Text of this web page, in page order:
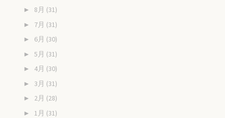
► 8月 (31)
► 7月 (31)
► 6月 (30)
► 5月 (31)
► 4月 (30)
► 3月 (31)
► 2月 (28)
► 1月 (31)